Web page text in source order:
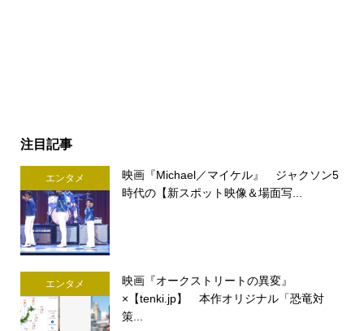
注目記事
エンタメ
映画『Michael／マイケル』 ジャクソン5
時代の【新スポット映像＆場面写...
エンタメ
映画『オークストリートの異変』
×【tenki.jp】 本作オリジナル「恐竜対
策...